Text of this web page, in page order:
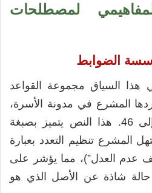
لمصطلحات
هذا السياق مجموعة القواعد
المشرع في مدونة الأسرة،
وتحديداً المواد من 40 إلى 46. هذا النص يتميز بصبغة
المشرع تنظيم التعدد بعبارة
خيف عدم العدل”)، مما يؤشر على
حالة شاذة عن الأصل الذي هو